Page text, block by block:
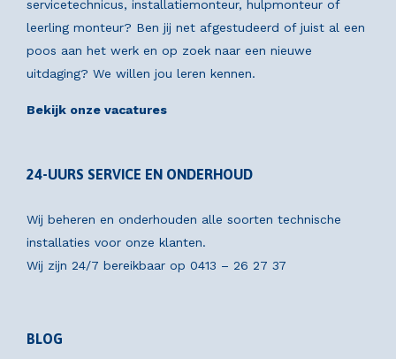
servicetechnicus, installatiemonteur, hulpmonteur of
leerling monteur? Ben jij net afgestudeerd of juist al een
poos aan het werk en op zoek naar een nieuwe
uitdaging? We willen jou leren kennen.
Bekijk onze vacatures
24-UURS SERVICE EN ONDERHOUD
Wij beheren en onderhouden alle soorten technische
installaties voor onze klanten.
Wij zijn 24/7 bereikbaar op 0413 – 26 27 37
BLOG